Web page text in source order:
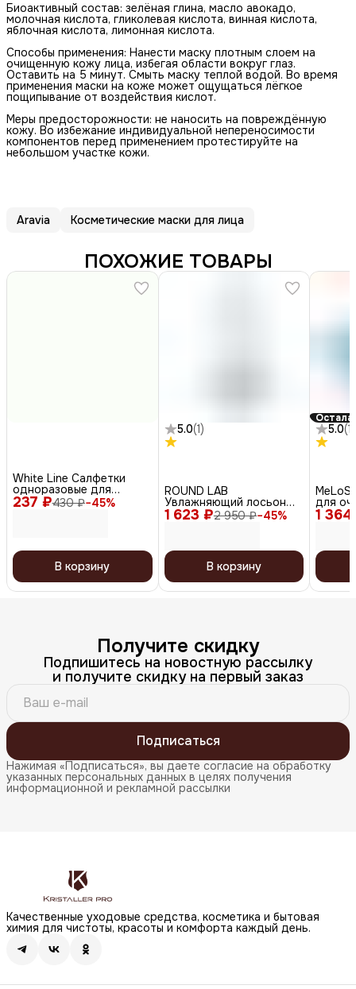
Биоактивный состав: зелёная глина, масло авокадо,
молочная кислота, гликолевая кислота, винная кислота,
яблочная кислота, лимонная кислота.
Способы применения: Нанести маску плотным слоем на
очищенную кожу лица, избегая области вокруг глаз.
Оставить на 5 минут. Смыть маску теплой водой. Во время
применения маски на коже может ощущаться лёгкое
пощипывание от воздействия кислот.
Меры предосторожности: не наносить на повреждённую
кожу. Во избежание индивидуальной непереносимости
компонентов перед применением протестируйте на
небольшом участке кожи.
Aravia Косметические маски для лица
ПОХОЖИЕ ТОВАРЫ
237 ₽430 ₽−45%
White Line Салфетки
одноразовые для
косметических
процедур, 8 х 40 см,
В корзину
5.0(1)
1 623 ₽2 950 ₽−45%
ROUND LAB
Увлажняющий лосьон
для лица / 1025 Dokdo
lotion, 200 мл
В корзину
5.0(1
1
для
in 1
Получите скидку
Подпишитесь на новостную рассылку
и получите скидку на первый заказ
Подписаться
Нажимая «Подписаться», вы даете согласие на обработку
указанных персональных данных в целях получения
информационной и рекламной рассылки
Качественные уходовые средства, косметика и бытовая
химия для чистоты, красоты и комфорта каждый день.